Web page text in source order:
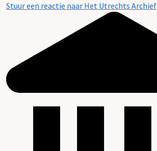
Stuur een reactie naar Het Utrechts Archief